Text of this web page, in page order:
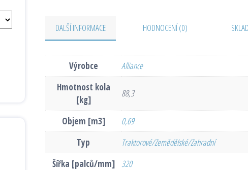
DALŠÍ INFORMACE HODNOCENÍ (0)
Výrobce
Alliance
Hmotnost kola
[kg]
88,3
Objem [m3]
0,69
Typ
Traktorové/Zemědělské/Zahradní
Šířka [palců/mm]
320